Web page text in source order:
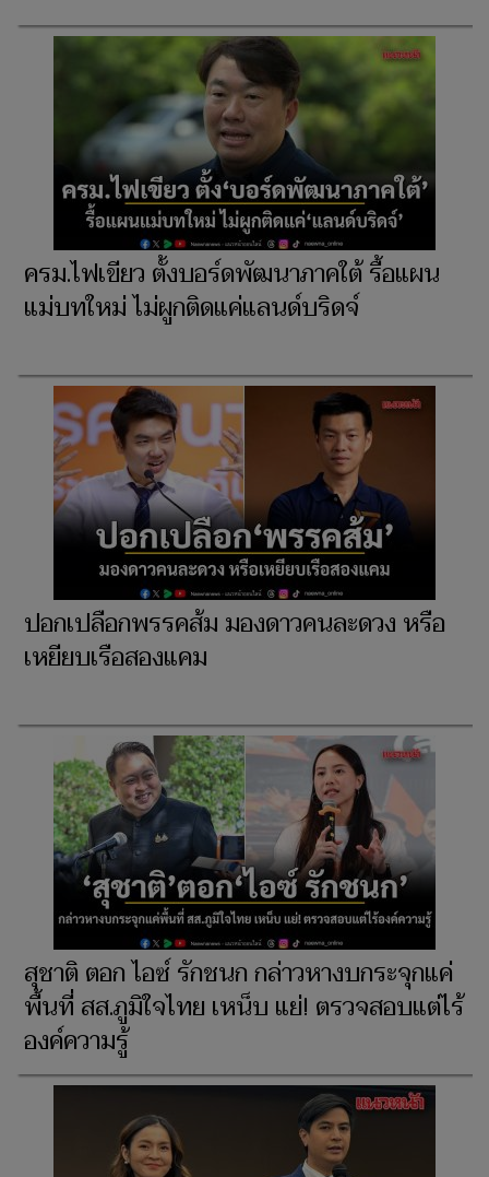
ครม.ไฟเขียว ตั้งบอร์ดพัฒนาภาคใต้ รื้อแผน
แม่บทใหม่ ไม่ผูกติดแค่แลนด์บริดจ์
ปอกเปลือกพรรคส้ม มองดาวคนละดวง หรือ
เหยียบเรือสองแคม
สุชาติ ตอก ไอซ์ รักชนก กล่าวหางบกระจุกแค่
พื้นที่ สส.ภูมิใจไทย เหน็บ แย่! ตรวจสอบแต่ไร้
องค์ความรู้